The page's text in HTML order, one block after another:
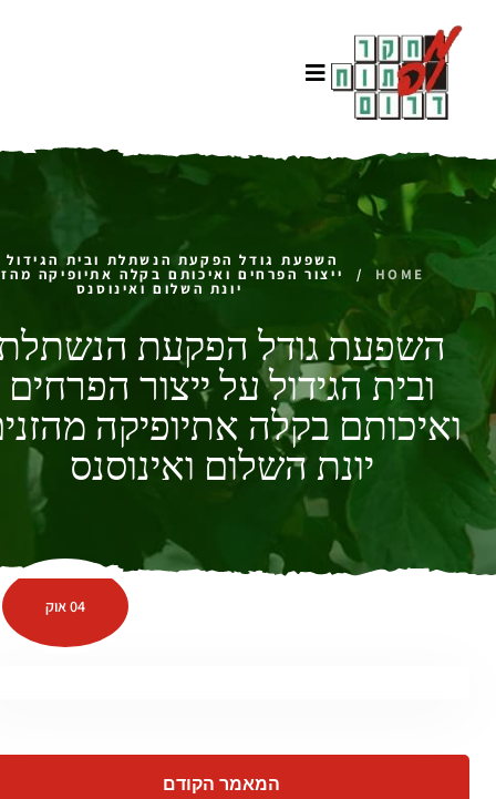
HOME
/
השפעת גודל הפקעת הנשתלת ובית הגידול
ייצור הפרחים ואיכותם בקלה אתיופיקה
יונת השלום ואינוסנס
השפעת גודל הפקעת
ובית הגידול על ייצור הפרחים
ואיכותם בקלה אתיופיקה
יונת השלום ואינוסנס
04 אוק
המאמר הקודם